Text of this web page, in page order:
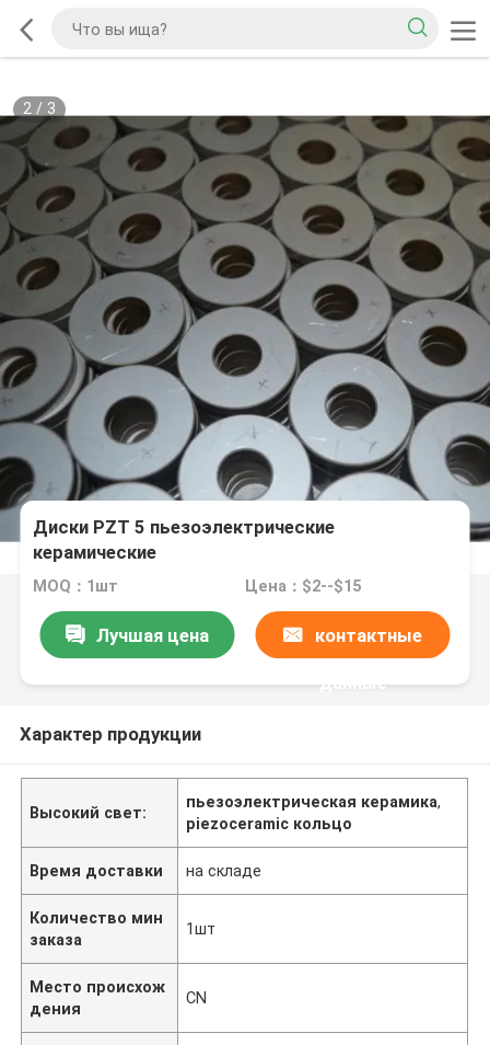
2/ 3
Диски PZT 5 пьезоэлектрические
керамические
MOQ：1шт Цена：$2--$15
Лучшая цена контактные
данные
Характер продукции
Высокий свет:
пьезоэлектрическая керамика,
piezoceramic кольцо
Время доставки на складе
Количество мин
заказа
1шт
Место происхож
дения
CN